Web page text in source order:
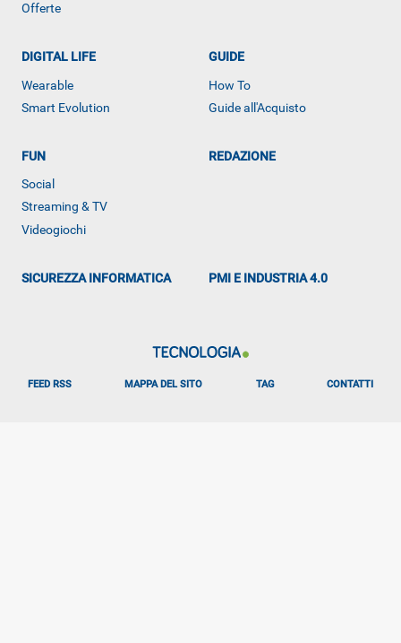
ALTRO
Offerte
DIGITAL LIFE
Wearable
Smart Evolution
GUIDE
How To
Guide all'Acquisto
FUN
Social
Streaming & TV
Videogiochi
REDAZIONE
SICUREZZA INFORMATICA PMI E INDUSTRIA 4.0
FEED RSS MAPPA DEL SITO TAG CONTATTI